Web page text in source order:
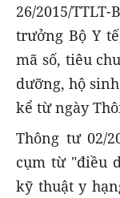
26/2015/
trưởng Bộ Y
mã số, tiêu
dưỡng, hộ
kể từ ngày
Thông tư 02/
cụm từ "điều
kỹ thuật y